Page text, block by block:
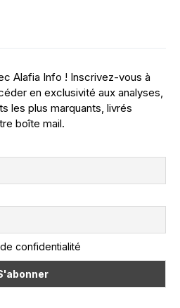
Alafia Info ! Inscrivez-vous à
en exclusivité aux analyses,
les plus marquants, livrés
boîte mail.
confidentialité